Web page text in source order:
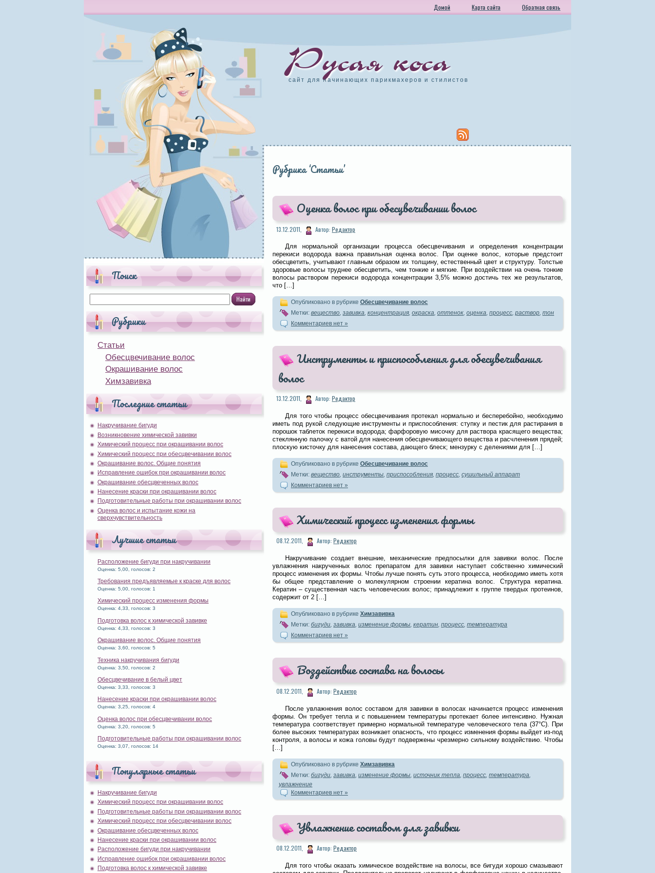
Домой Карта сайта Обратная связь
Русая коса
сайт для начинающих парикмахеров и стилистов
Поиск
Рубрики
Статьи
Обесцвечивание волос
Окрашивание волос
Химзавивка
Последние статьи
Накручивание бигуди
Возникновение химической завивки
Химический процесс при окрашивании волос
Химический процесс при обесцвечивании волос
Окрашивание волос. Общие понятия
Исправление ошибок при окрашивании волос
Окрашивание обесцвеченных волос
Нанесение краски при окрашивании волос
Подготовительные работы при окрашивании волос
Оценка волос и испытание кожи на
сверхчувствительность
Лучшие статьи
Расположение бигуди при накручивании
Оценка: 5,00, голосов: 2
Требования предъявляемые к краске для волос
Оценка: 5,00, голосов: 1
Химический процесс изменения формы
Оценка: 4,33, голосов: 3
Подготовка волос к химической завивке
Оценка: 4,33, голосов: 3
Окрашивание волос. Общие понятия
Оценка: 3,60, голосов: 5
Техника накручивания бигуди
Оценка: 3,50, голосов: 2
Обесцвечивание в белый цвет
Оценка: 3,33, голосов: 3
Нанесение краски при окрашивании волос
Оценка: 3,25, голосов: 4
Оценка волос при обесцвечивании волос
Оценка: 3,20, голосов: 5
Подготовительные работы при окрашивании волос
Оценка: 3,07, голосов: 14
Популярные статьи
Накручивание бигуди
Химический процесс при окрашивании волос
Подготовительные работы при окрашивании волос
Химический процесс при обесцвечивании волос
Окрашивание обесцвеченных волос
Нанесение краски при окрашивании волос
Расположение бигуди при накручивании
Исправление ошибок при окрашивании волос
Подготовка волос к химической завивке
Рубрика ‘Статьи’
Оценка волос при обесцвечивании волос
13.12.2011, Автор: Редактор
Для нормальной организации процесса обесцвечивания и определения концентрации
перекиси водорода важна правильная оценка волос. При оценке волос, которые предстоит
обесцветить, учитывают главным образом их толщину, естественный цвет и структуру. Толстые
здоровые волосы труднее обесцветить, чем тонкие и мягкие. При воздействии на очень тонкие
волосы раствором перекиси водорода концентрации 3,5% можно достичь тех же результатов,
что […]
Опубликовано в рубрике Обесцвечивание волос
Метки: вещество, завивка, концентрация, окраска, оттенок, оценка, процесс, раствор, тон
Комментариев нет »
Инструменты и приспособления для обесцвечивания
волос
13.12.2011, Автор: Редактор
Для того чтобы процесс обесцвечивания протекал нормально и бесперебойно, необходимо
иметь под рукой следующие инструменты и приспособления: ступку и пестик для растирания в
порошок таблеток перекиси водорода; фарфоровую мисочку для раствора красящего вещества;
стеклянную палочку с ватой для нанесения обесцвечивающего вещества и расчленения прядей;
плоскую кисточку для нанесения состава, дающего блеск; мензурку с делениями для […]
Опубликовано в рубрике Обесцвечивание волос
Метки: вещество, инструменты, приспособления, процесс, сушильный аппарат
Комментариев нет »
Химический процесс изменения формы
08.12.2011, Автор: Редактор
Накручивание создает внешние, механические предпосылки для завивки волос. После
увлажнения накрученных волос препаратом для завивки наступает собственно химический
процесс изменения их формы. Чтобы лучше понять суть этого процесса, необходимо иметь хотя
бы общее представление о молекулярном строении кератина волос. Структура кератина.
Кератин – существенная часть человеческих волос; принадлежит к группе твердых протеинов,
содержит от 2 […]
Опубликовано в рубрике Химзавивка
Метки: бигуди, завивка, изменение формы, кератин, процесс, температура
Комментариев нет »
Воздействие состава на волосы
08.12.2011, Автор: Редактор
После увлажнения волос составом для завивки в волосах начинается процесс изменения
формы. Он требует тепла и с повышением температуры протекает более интенсивно. Нужная
температура соответствует примерно нормальной температуре человеческого тела (37°С). При
более высоких температурах возникает опасность, что процесс изменения формы выйдет из-под
контроля, а волосы и кожа головы будут подвержены чрезмерно сильному воздействию. Чтобы
[…]
Опубликовано в рубрике Химзавивка
Метки: бигуди завивка изменение формы источник тепла процесс температура
увлажнение
Комментариев нет »
Увлажнение составом для завивки
08.12.2011, Автор: Редактор
Для того чтобы оказать химическое воздействие на волосы, все бигуди хорошо смазывают